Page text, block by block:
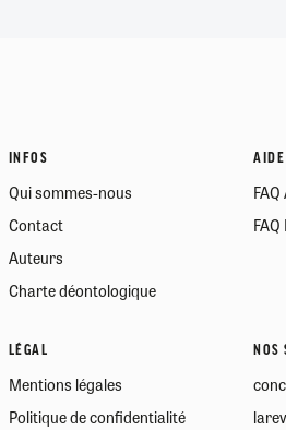
INFOS
Qui sommes-nous
Contact
Auteurs
Charte déontologique
AIDE
LÉGAL
Mentions légales
Politique de confidentialité
NOS